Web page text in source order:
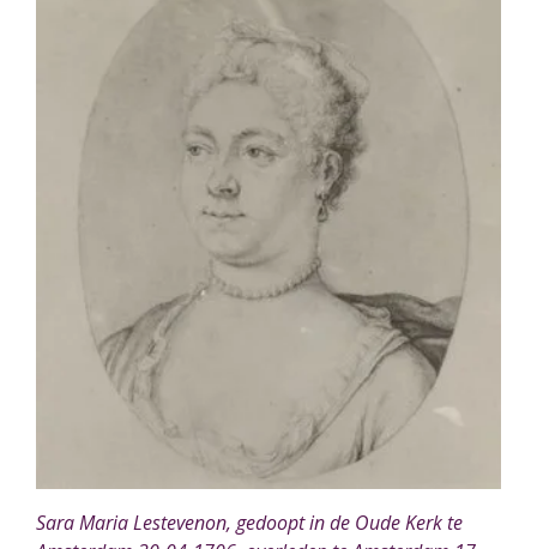
Sara Maria Lestevenon, gedoopt in de Oude Kerk te